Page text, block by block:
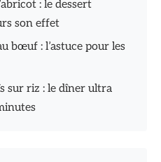
: le dessert
son effet
bœuf : l’astuce pour les
sur riz : le dîner ultra